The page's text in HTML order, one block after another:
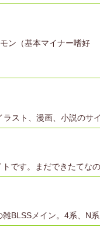
ン（基本マイナー嗜好
スト、漫画、小説のサ
です。まだできたてな
BLSSメイン。4系、N系